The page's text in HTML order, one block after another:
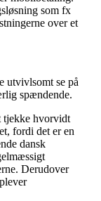
som fx
over et
utvivlsomt se på
spændende.
tjekke hvorvidt
fordi det er en
dansk
Derudover